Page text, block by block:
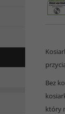
Bez
który